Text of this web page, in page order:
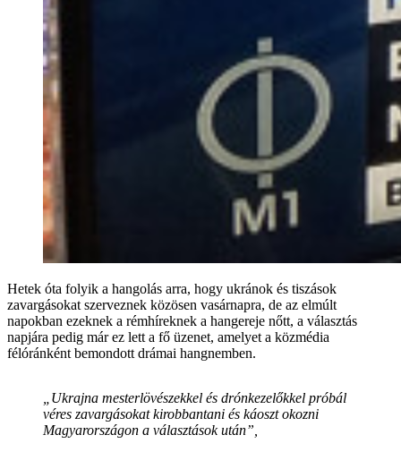
Hetek óta folyik a hangolás arra, hogy ukránok és tiszások
zavargásokat szerveznek közösen vasárnapra, de az elmúlt
napokban ezeknek a rémhíreknek a hangereje nőtt, a választás
napjára pedig már ez lett a fő üzenet, amelyet a közmédia
félóránként bemondott drámai hangnemben.
„Ukrajna mesterlövészekkel és drónkezelőkkel próbál
véres zavargásokat kirobbantani és káoszt okozni
Magyarországon a választások után”,